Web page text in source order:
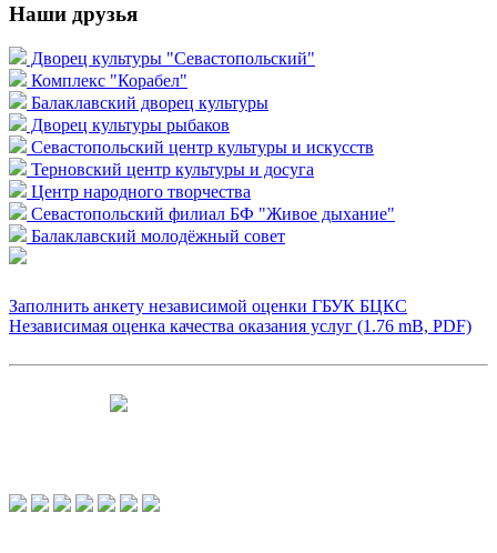
Наши друзья
Дворец культуры "Севастопольский"
Комплекс "Корабел"
Балаклавский дворец культуры
Дворец культуры рыбаков
Севастопольский центр культуры и искусств
Терновский центр культуры и досуга
Центр народного творчества
Севастопольский филиал БФ "Живое дыхание"
Балаклавский молодёжный совет
Заполнить анкету независимой оценки ГБУК БЦКС
Независимая оценка качества оказания услуг (1.76 mB, PDF)